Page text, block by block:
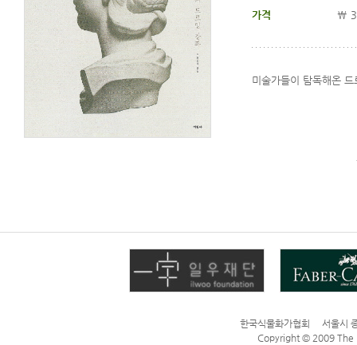
가격
\
미술가들이 탐독해온
한국식물화가협회 서울
Copyright © 2009 The